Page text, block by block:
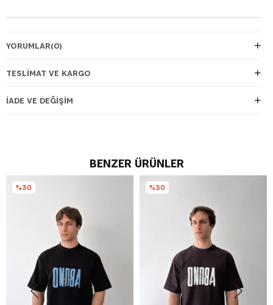
YORUMLAR(0)
TESLIMAT VE KARGO
İADE VE DEĞIŞIM
BENZER ÜRÜNLER
%30 %30